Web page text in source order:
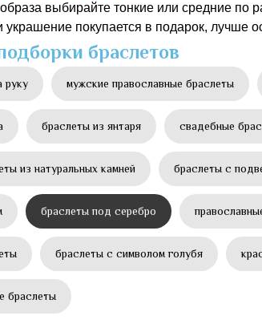
выбирайте тонкие или средние
украшение покупается в подарок, лучше
браслетов
руку мужские православные браслеты
браслеты из янтаря свадебные
из натуральных камней браслеты с
браслеты под серебро
браслеты с символом голубя
браслеты